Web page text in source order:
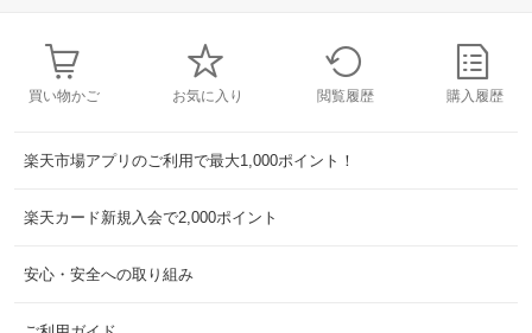
買い物かご お気に入り 閲覧履歴 購入履歴
楽天市場アプリのご利用で最大1,000ポイント！
楽天カード新規入会で2,000ポイント
安心・安全への取り組み